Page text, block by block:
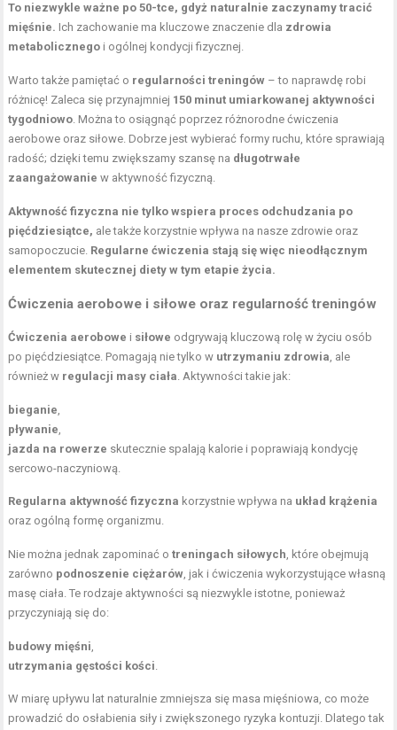
To niezwykle ważne po 50-tce, gdyż naturalnie zaczynamy tracić
mięśnie. Ich zachowanie ma kluczowe znaczenie dla zdrowia
metabolicznego i ogólnej kondycji fizycznej.
Warto także pamiętać o regularności treningów – to naprawdę robi
różnicę! Zaleca się przynajmniej 150 minut umiarkowanej aktywności
tygodniowo. Można to osiągnąć poprzez różnorodne ćwiczenia
aerobowe oraz siłowe. Dobrze jest wybierać formy ruchu, które sprawiają
radość; dzięki temu zwiększamy szansę na długotrwałe
zaangażowanie w aktywność fizyczną.
Aktywność fizyczna nie tylko wspiera proces odchudzania po
pięćdziesiątce, ale także korzystnie wpływa na nasze zdrowie oraz
samopoczucie. Regularne ćwiczenia stają się więc nieodłącznym
elementem skutecznej diety w tym etapie życia.
Ćwiczenia aerobowe i siłowe oraz regularność treningów
Ćwiczenia aerobowe i siłowe odgrywają kluczową rolę w życiu osób
po pięćdziesiątce. Pomagają nie tylko w utrzymaniu zdrowia, ale
również w regulacji masy ciała. Aktywności takie jak:
bieganie,
pływanie,
jazda na rowerze skutecznie spalają kalorie i poprawiają kondycję
sercowo-naczyniową.
Regularna aktywność fizyczna korzystnie wpływa na układ krążenia
oraz ogólną formę organizmu.
Nie można jednak zapominać otreningach siłowych, które obejmują
zarówno podnoszenie ciężarów, jak i ćwiczenia wykorzystujące własną
masę ciała. Te rodzaje aktywności są niezwykle istotne, ponieważ
przyczyniają się do:
budowy mięśni,
utrzymania gęstości kości.
W miarę upływu lat naturalnie zmniejsza się masa mięśniowa, co może
prowadzić do osłabienia siły i zwiększonego ryzyka kontuzji. Dlatego tak